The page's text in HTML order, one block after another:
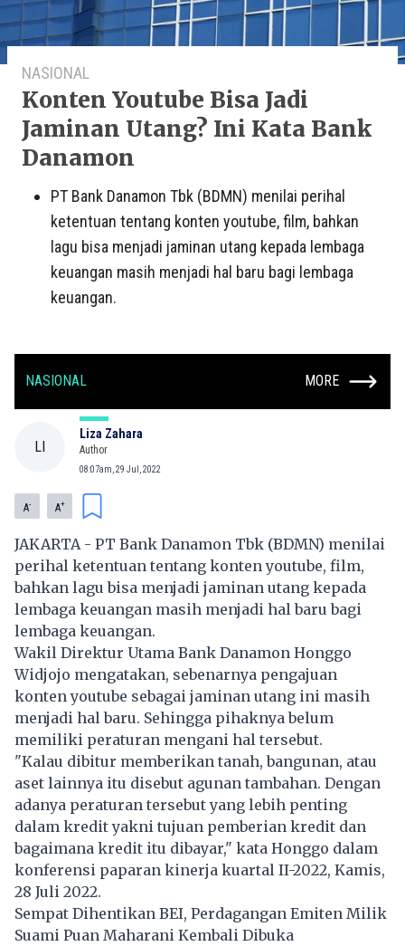
NASIONAL
Konten Youtube Bisa Jadi
Jaminan Utang? Ini Kata Bank
Danamon
PT Bank Danamon Tbk (BDMN) menilai perihal
ketentuan tentang konten youtube, film, bahkan
lagu bisa menjadi jaminan utang kepada lembaga
keuangan masih menjadi hal baru bagi lembaga
keuangan.
NASIONAL MORE
LI
Liza Zahara
Author
08:07am, 29 Jul, 2022
A- A+
JAKARTA - PT Bank Danamon Tbk (BDMN) menilai
perihal ketentuan tentang konten youtube, film,
bahkan lagu bisa menjadi jaminan utang kepada
lembaga keuangan masih menjadi hal baru bagi
lembaga keuangan.
Wakil Direktur Utama Bank Danamon Honggo
Widjojo mengatakan, sebenarnya pengajuan
konten youtube sebagai jaminan utang ini masih
menjadi hal baru. Sehingga pihaknya belum
memiliki peraturan mengani hal tersebut.
"Kalau dibitur memberikan tanah, bangunan, atau
aset lainnya itu disebut agunan tambahan. Dengan
adanya peraturan tersebut yang lebih penting
dalam kredit yakni tujuan pemberian kredit dan
bagaimana kredit itu dibayar," kata Honggo dalam
konferensi paparan kinerja kuartal II-2022, Kamis,
28 Juli 2022.
Sempat Dihentikan BEI, Perdagangan Emiten Milik
Suami Puan Maharani Kembali Dibuka